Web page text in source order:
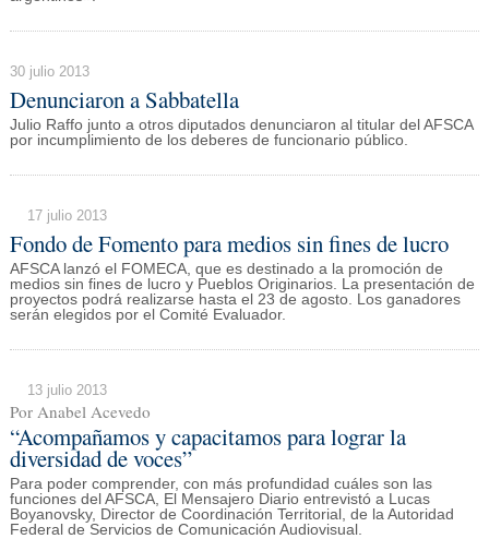
30 julio 2013
Denunciaron a Sabbatella
Julio Raffo junto a otros diputados denunciaron al titular del AFSCA
por incumplimiento de los deberes de funcionario público.
17 julio 2013
Fondo de Fomento para medios sin fines de lucro
AFSCA lanzó el FOMECA, que es destinado a la promoción de
medios sin fines de lucro y Pueblos Originarios. La presentación de
proyectos podrá realizarse hasta el 23 de agosto. Los ganadores
serán elegidos por el Comité Evaluador.
13 julio 2013
Por Anabel Acevedo
“Acompañamos y capacitamos para lograr la
diversidad de voces”
Para poder comprender, con más profundidad cuáles son las
funciones del AFSCA, El Mensajero Diario entrevistó a Lucas
Boyanovsky, Director de Coordinación Territorial, de la Autoridad
Federal de Servicios de Comunicación Audiovisual.